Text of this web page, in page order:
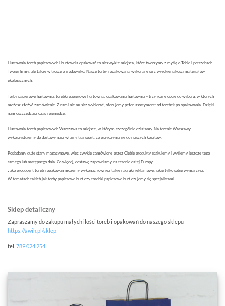
Hurtownia toreb papierowych i hurtownia opakowań to niezwykłe miejsca, które tworzymy z myślą o Tobie i potrzebach
Twojej firmy, ale także w trosce o środowisko. Nasze torby i opakowania wykonane są z wysokiej jakości materiałów
ekologicznych.
Torby papierowe hurtownia, torebki papierowe hurtownia, opakowania hurtownia – trzy różne opcje do wyboru, w których
możesz złożyć zamówienie. Z nami nie musisz wybierać, oferujemy pełen asortyment: od torebek po opakowania. Dzięki
nam oszczędzasz czas i pieniądze.
Hurtownia toreb papierowych Warszawa to miejsce, w którym szczególnie działamy. Na terenie Warszawy
wykorzystujemy do dostawy nasz własny transport, co przyczynia się do niższych kosztów.
Posiadamy duże stany magazynowe, więc zwykle zamówione przez Ciebie produkty spakujemy i wyślemy jeszcze tego
samego lub następnego dnia. Co więcej, dostawę zapewniamy na terenie całej Europy.
Jako producent toreb i opakowań możemy wykonać również takie nadruki reklamowe, jakie tylko sobie wymarzysz.
W tematach takich jak torby papierowe hurt czy torebki papierowe hurt czujemy się specjalistami.
Sklep detaliczny
Zapraszamy do zakupu małych ilości toreb i opakowań do naszego sklepu
https://awih.pl/sklep
tel. 789 024 254